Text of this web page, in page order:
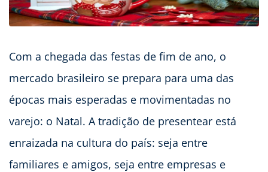
Com a chegada das festas de fim de ano, o
mercado brasileiro se prepara para uma das
épocas mais esperadas e movimentadas no
varejo: o Natal. A tradição de presentear está
enraizada na cultura do país: seja entre
familiares e amigos, seja entre empresas e